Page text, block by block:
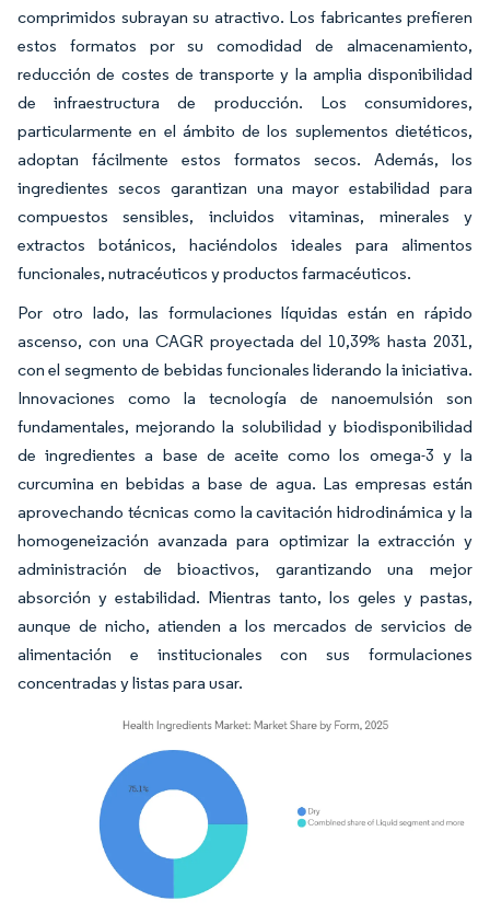
comprimidos subrayan su atractivo. Los fabricantes prefieren
estos formatos por su comodidad de almacenamiento,
reducción de costes de transporte y la amplia disponibilidad
de infraestructura de producción. Los consumidores,
particularmente en el ámbito de los suplementos dietéticos,
adoptan fácilmente estos formatos secos. Además, los
ingredientes secos garantizan una mayor estabilidad para
compuestos sensibles, incluidos vitaminas, minerales y
extractos botánicos, haciéndolos ideales para alimentos
funcionales, nutracéuticos y productos farmacéuticos.
Por otro lado, las formulaciones líquidas están en rápido
ascenso, con una CAGR proyectada del 10,39% hasta 2031,
con el segmento de bebidas funcionales liderando la iniciativa.
Innovaciones como la tecnología de nanoemulsión son
fundamentales, mejorando la solubilidad y biodisponibilidad
de ingredientes a base de aceite como los omega-3 y la
curcumina en bebidas a base de agua. Las empresas están
aprovechando técnicas como la cavitación hidrodinámica y la
homogeneización avanzada para optimizar la extracción y
administración de bioactivos, garantizando una mejor
absorción y estabilidad. Mientras tanto, los geles y pastas,
aunque de nicho, atienden a los mercados de servicios de
alimentación e institucionales con sus formulaciones
concentradas y listas para usar.